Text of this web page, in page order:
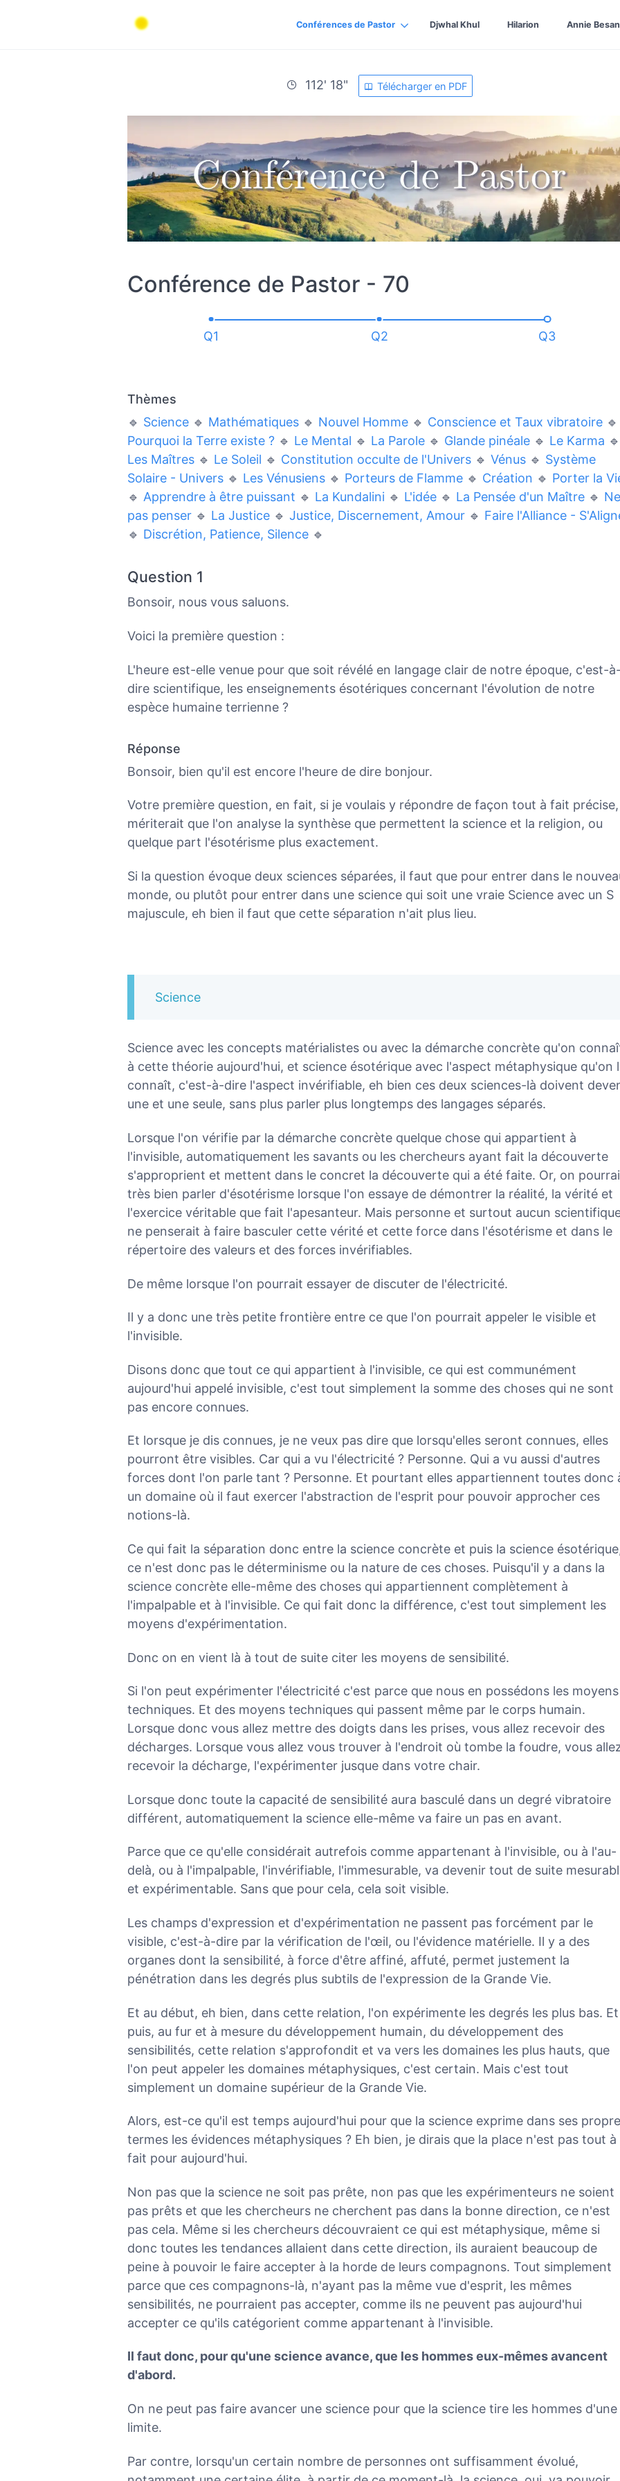
Conférences de Pastor Djwhal Khul Hilarion Annie
112' 18" Télécharger en PDF
Conférence de Pastor - 70
Q1 Q2 Q3
Thèmes
🔹 Science 🔹 Mathématiques 🔹 Nouvel Homme 🔹 Conscience et Taux vibratoire 🔹
Pourquoi la Terre existe ? 🔹 Le Mental 🔹 La Parole 🔹 Glande pinéale 🔹 Le Karma 🔹
Les Maîtres 🔹 Le Soleil 🔹 Constitution occulte de l'Univers 🔹 Vénus 🔹 Système
Solaire - Univers 🔹 Les Vénusiens 🔹 Porteurs de Flamme 🔹 Création 🔹 Porter la
🔹 Apprendre à être puissant 🔹 La Kundalini 🔹 L'idée 🔹 La Pensée d'un Maître 🔹 Ne
pas penser 🔹 La Justice 🔹 Justice, Discernement, Amour 🔹 Faire l'Alliance -
🔹 Discrétion, Patience, Silence 🔹
Question 1
Bonsoir, nous vous saluons.
Voici la première question :
L'heure est-elle venue pour que soit révélé en langage clair de notre époque, c'est-
dire scientifique, les enseignements ésotériques concernant l'évolution de notre
espèce humaine terrienne ?
Réponse
Bonsoir, bien qu'il est encore l'heure de dire bonjour.
Votre première question, en fait, si je voulais y répondre de façon tout à fait précise,
mériterait que l'on analyse la synthèse que permettent la science et la religion, ou
quelque part l'ésotérisme plus exactement.
Si la question évoque deux sciences séparées, il faut que pour entrer dans le
monde, ou plutôt pour entrer dans une science qui soit une vraie Science avec un S
majuscule, eh bien il faut que cette séparation n'ait plus lieu.
Science
Science avec les concepts matérialistes ou avec la démarche concrète qu'on
à cette théorie aujourd'hui, et science ésotérique avec l'aspect métaphysique qu'on
connaît, c'est-à-dire l'aspect invérifiable, eh bien ces deux sciences-là doivent
une et une seule, sans plus parler plus longtemps des langages séparés.
Lorsque l'on vérifie par la démarche concrète quelque chose qui appartient à
l'invisible, automatiquement les savants ou les chercheurs ayant fait la découverte
s'approprient et mettent dans le concret la découverte qui a été faite. Or, on
très bien parler d'ésotérisme lorsque l'on essaye de démontrer la réalité, la vérité et
l'exercice véritable que fait l'apesanteur. Mais personne et surtout aucun
ne penserait à faire basculer cette vérité et cette force dans l'ésotérisme et dans le
répertoire des valeurs et des forces invérifiables.
De même lorsque l'on pourrait essayer de discuter de l'électricité.
Il y a donc une très petite frontière entre ce que l'on pourrait appeler le visible et
l'invisible.
Disons donc que tout ce qui appartient à l'invisible, ce qui est communément
aujourd'hui appelé invisible, c'est tout simplement la somme des choses qui ne sont
pas encore connues.
Et lorsque je dis connues, je ne veux pas dire que lorsqu'elles seront connues, elles
pourront être visibles. Car qui a vu l'électricité ? Personne. Qui a vu aussi d'autres
forces dont l'on parle tant ? Personne. Et pourtant elles appartiennent toutes donc
un domaine où il faut exercer l'abstraction de l'esprit pour pouvoir approcher ces
notions-là.
Ce qui fait la séparation donc entre la science concrète et puis la science
ce n'est donc pas le déterminisme ou la nature de ces choses. Puisqu'il y a dans la
science concrète elle-même des choses qui appartiennent complètement à
l'impalpable et à l'invisible. Ce qui fait donc la différence, c'est tout simplement les
moyens d'expérimentation.
Donc on en vient là à tout de suite citer les moyens de sensibilité.
Si l'on peut expérimenter l'électricité c'est parce que nous en possédons les moyens
techniques. Et des moyens techniques qui passent même par le corps humain.
Lorsque donc vous allez mettre des doigts dans les prises, vous allez recevoir des
décharges. Lorsque vous allez vous trouver à l'endroit où tombe la foudre, vous
recevoir la décharge, l'expérimenter jusque dans votre chair.
Lorsque donc toute la capacité de sensibilité aura basculé dans un degré vibratoire
différent, automatiquement la science elle-même va faire un pas en avant.
Parce que ce qu'elle considérait autrefois comme appartenant à l'invisible, ou à l'au-
delà, ou à l'impalpable, l'invérifiable, l'immesurable, va devenir tout de suite
et expérimentable. Sans que pour cela, cela soit visible.
Les champs d'expression et d'expérimentation ne passent pas forcément par le
visible, c'est-à-dire par la vérification de l'œil, ou l'évidence matérielle. Il y a des
organes dont la sensibilité, à force d'être affiné, affuté, permet justement la
pénétration dans les degrés plus subtils de l'expression de la Grande Vie.
Et au début, eh bien, dans cette relation, l'on expérimente les degrés les plus bas. Et
puis, au fur et à mesure du développement humain, du développement des
sensibilités, cette relation s'approfondit et va vers les domaines les plus hauts, que
l'on peut appeler les domaines métaphysiques, c'est certain. Mais c'est tout
simplement un domaine supérieur de la Grande Vie.
Alors, est-ce qu'il est temps aujourd'hui pour que la science exprime dans ses
termes les évidences métaphysiques ? Eh bien, je dirais que la place n'est pas tout à
fait pour aujourd'hui.
Non pas que la science ne soit pas prête, non pas que les expérimenteurs ne soient
pas prêts et que les chercheurs ne cherchent pas dans la bonne direction, ce n'est
pas cela. Même si les chercheurs découvraient ce qui est métaphysique, même si
donc toutes les tendances allaient dans cette direction, ils auraient beaucoup de
peine à pouvoir le faire accepter à la horde de leurs compagnons. Tout simplement
parce que ces compagnons-là, n'ayant pas la même vue d'esprit, les mêmes
sensibilités, ne pourraient pas accepter, comme ils ne peuvent pas aujourd'hui
accepter ce qu'ils catégorient comme appartenant à l'invisible.
Il faut donc, pour qu'une science avance, que les hommes eux-mêmes avancent
d'abord.
On ne peut pas faire avancer une science pour que la science tire les hommes d'une
limite.
Par contre, lorsqu'un certain nombre de personnes ont suffisamment évolué,